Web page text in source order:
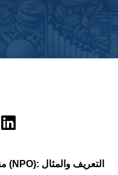
منظمة غير ربحية (NPO): التعريف والمثال